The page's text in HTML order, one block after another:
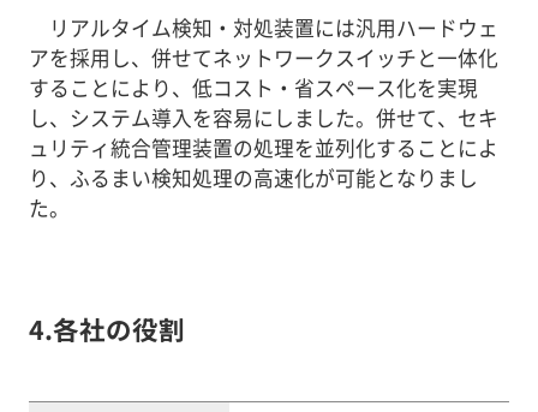
リアルタイム検知・対処装置には汎用ハードウェ
アを採用し、併せてネットワークスイッチと一体化
することにより、低コスト・省スペース化を実現
し、システム導入を容易にしました。併せて、セキ
ュリティ統合管理装置の処理を並列化することによ
り、ふるまい検知処理の高速化が可能となりまし
た。
4.各社の役割